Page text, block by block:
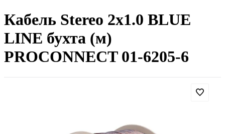
Кабель Stereo 2х1.0 BLUE
LINE бухта (м)
PROCONNECT 01-6205-6